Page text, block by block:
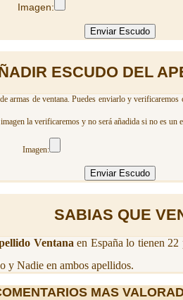
Imagen:
ESCUDO DEL
armas de ventana. Puedes enviarlo y
la verificaremos y no será añadida si no es un
Imagen:
SABIAS QUE
Ventana en España lo tienen
y Nadie en ambos apellidos.
MAS